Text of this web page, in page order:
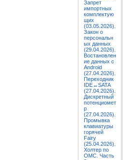
Запрет
импортных
комплектую
щих
(03.05.2026).
Закон о
персональн
ых данных
(29.04.2026).
Востановлен
ие данных с
Android
(27.04.2026).
Переходник
IDE↔SATA
(27.04.2026).
Дискретный
потенциомет
р
(27.04.2026).
Промывка
клавиатуры
горячей
Fairy
(25.04.2026).
Холтер по
ОМС. Часть